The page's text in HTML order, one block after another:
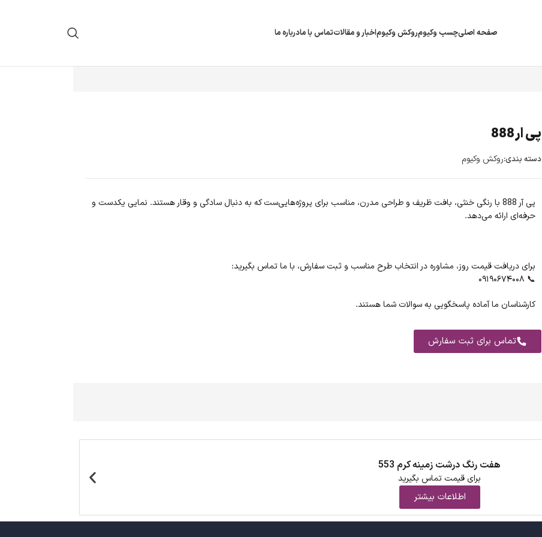
صفحه اصلیچسب وکیومروکش وکیوماخبار و مقالاتتماس با مادرباره ما
پی ار 888
دسته بندی:روکش وکیوم
پی آر 888 با رنگی خنثی، بافت ظریف و طراحی مدرن، مناسب برای پروژه‌هایی‌ست که به دنبال سادگی و وقار هستند. نمایی یکدست و
حرفه‌ای ارائه می‌دهد.
برای دریافت قیمت روز، مشاوره در انتخاب طرح مناسب و ثبت سفارش، با ما تماس بگیرید:
📞 ۰۹۱۹۰۶۷۴۰۰۸
کارشناسان ما آماده پاسخگویی به سوالات شما هستند.
تماس برای ثبت سفارش
هفت رنگ درشت زمینه کرم 553
برای قیمت تماس بگیرید
اطلاعات بیشتر